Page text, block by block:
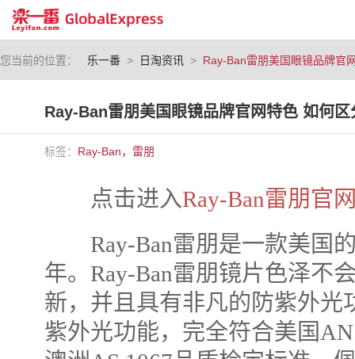
您当前的位置： 乐一番 > 日淘资讯 > Ray-Ban雷朋美国眼镜品牌官
Ray-Ban雷朋美国眼镜品牌官网特色 如何
标签： Ray-Ban，雷朋
点击进入Ray-Ban雷朋官
Ray-Ban雷朋是一款美国的
年。Ray-Ban雷朋镜片色泽不
新，并且具有非凡的防紫外光
紫外光功能，完全符合美国